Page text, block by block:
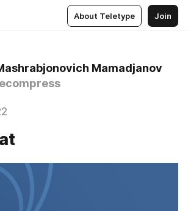
About Teletype Join
Mamadjanov